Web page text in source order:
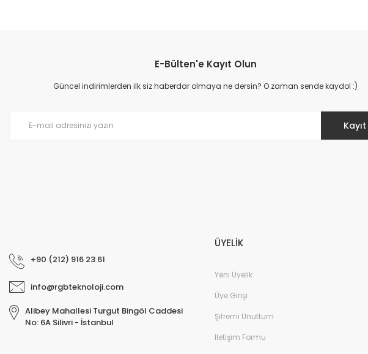
Ürün resmi kalitesiz, bozuk veya görüntülenemiyor.
Ürün açıklamasında eksik bilgiler bulunuyor.
E-Bülten'e Kayıt Olun
Güncel indirimlerden ilk siz haberdar olmaya ne dersin? O zaman sende kaydol :)
+90 (212) 916 23 61
info@rgbteknoloji.com
Alibey Mahallesi Turgut Bingöl Caddesi
No: 6A Silivri - İstanbul
ÜYELİK
Yeni Üyelik
Üye Girişi
Şifremi Unuttum
İletişim Formu